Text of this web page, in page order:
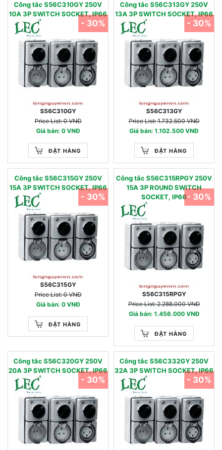
Công tắc S56C310GY 250V
10A 3P SWITCH SOCKET, IP66
S56C310GY
Price List: 0 VNĐ
Giá bán: 0 VNĐ
ĐẶT HÀNG
- 30%
Công tắc S56C313GY 250V
13A 3P SWITCH SOCKET, IP66
S56C313GY
Price List: 1.732.500 VNĐ
Giá bán: 1.102.500 VNĐ
ĐẶT HÀNG
- 30%
Công tắc S56C315GY 250V
15A 3P SWITCH SOCKET, IP66
S56C315GY
Price List: 0 VNĐ
Giá bán: 0 VNĐ
ĐẶT HÀNG
- 30%
Công tắc S56C315RPGY 250V
15A 3P ROUND SWITCH
SOCKET, IP66
S56C315RPGY
Price List: 2.288.000 VNĐ
Giá bán: 1.456.000 VNĐ
ĐẶT HÀNG
- 30%
Công tắc S56C320GY 250V
20A 3P SWITCH SOCKET, IP66
- 30%
Công tắc S56C332GY 250V
32A 3P SWITCH SOCKET, IP66
- 30%